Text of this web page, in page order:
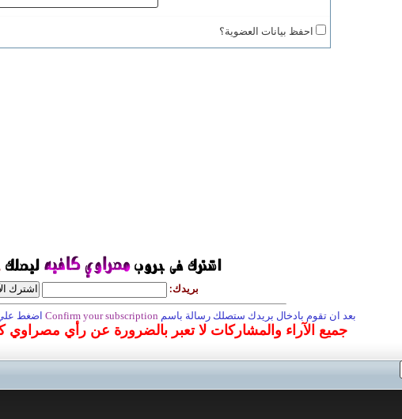
احفظ بيانات العضوية؟
بريدك:
بعد ان تقوم بادخال بريدك ستصلك رسالة باسم Confirm your subscription اضغط
جميع الآراء والمشاركات لا تعبر بالضرورة عن رأي مصراوي